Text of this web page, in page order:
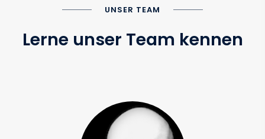
UNSER TEAM
Lerne unser Team kennen